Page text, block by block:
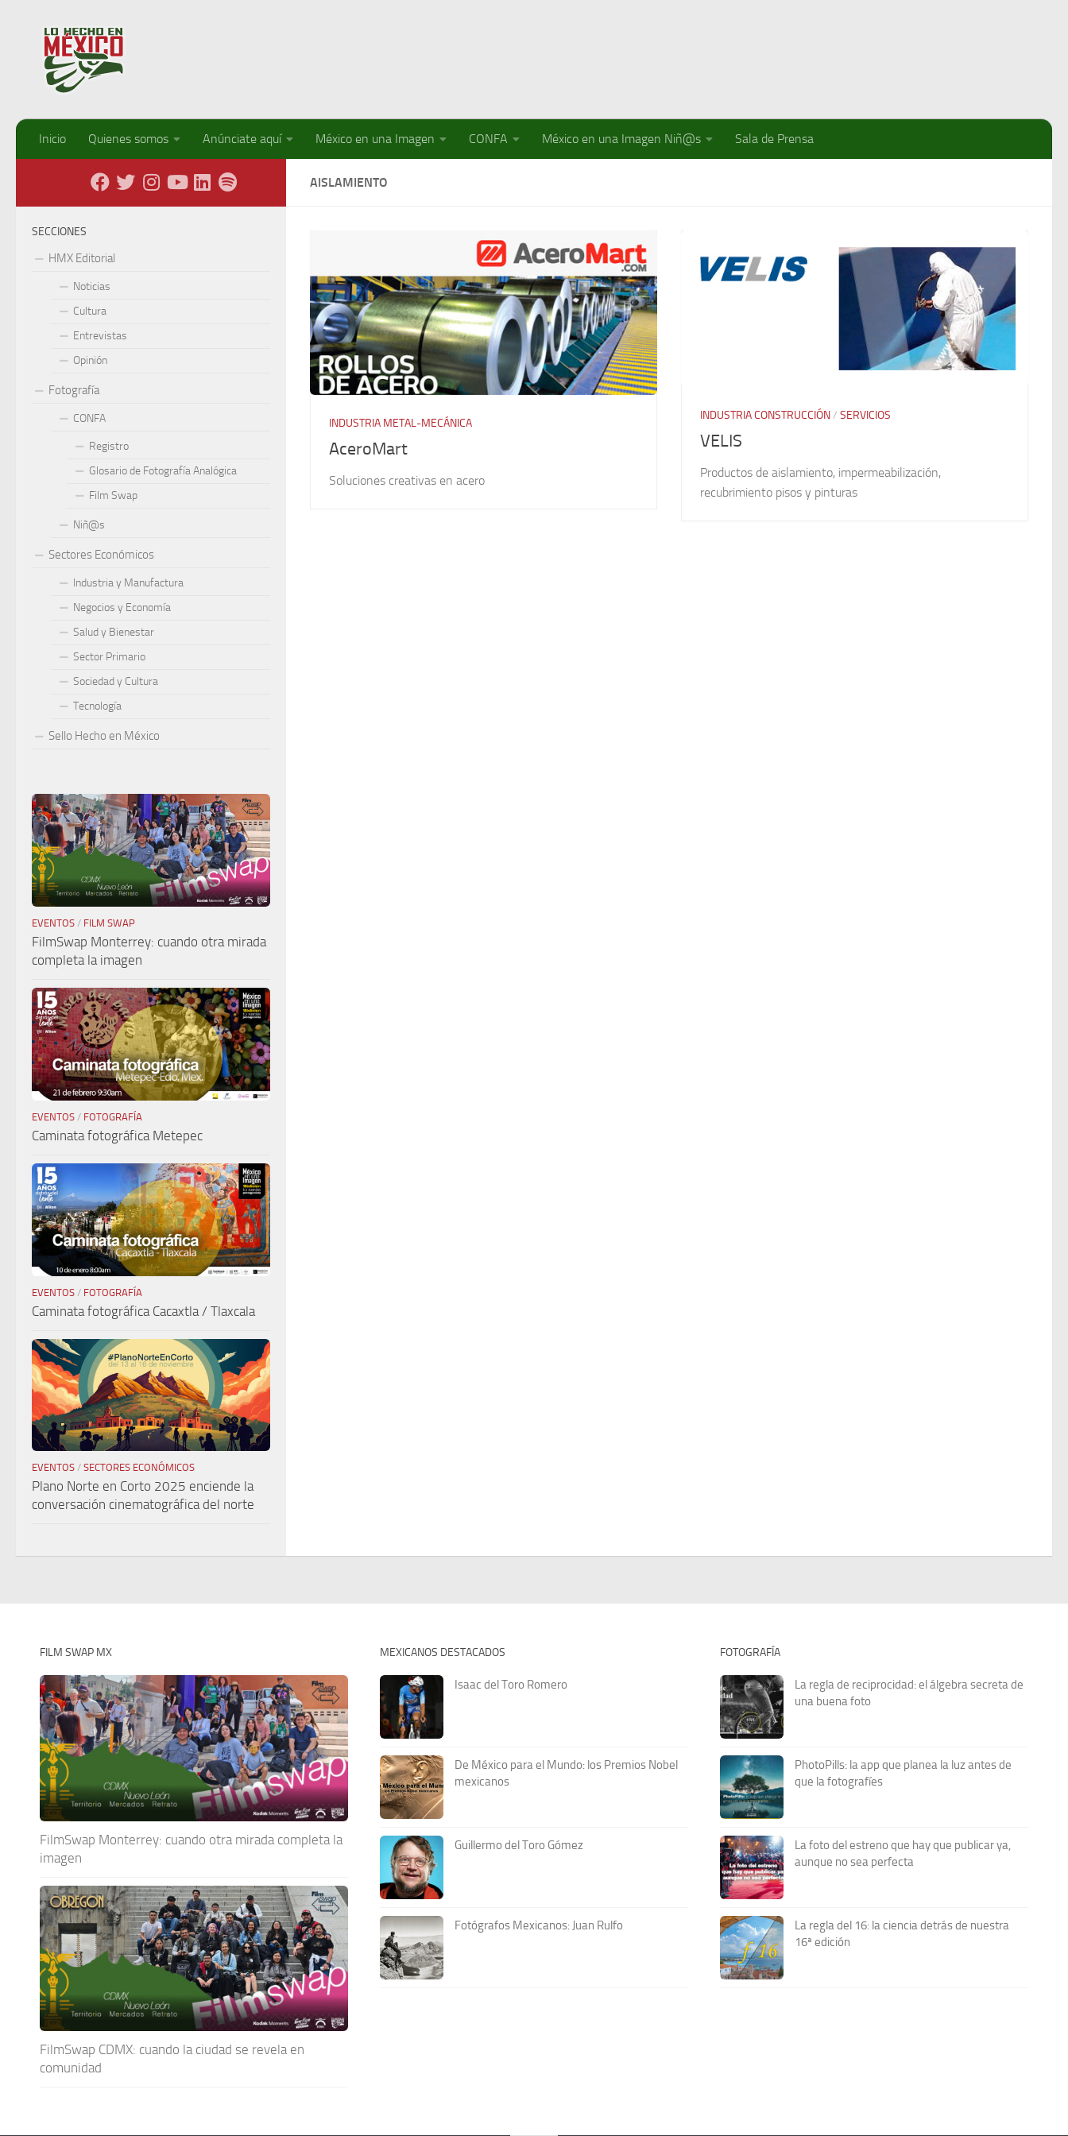
Inicio Quienes somos Anúnciate aquí México en una Imagen CONFA México en una Imagen Niñ@s Sala de Prensa
AISLAMIENTO
INDUSTRIA METAL-MECÁNICA
AceroMart
Soluciones creativas en acero
INDUSTRIA CONSTRUCCIÓN/ SERVICIOS
VELIS
Productos de aislamiento, impermeabilización,
recubrimiento pisos y pinturas
SECCIONES
HMX Editorial
Noticias
Cultura
Entrevistas
Opinión
Fotografía
CONFA
Registro
Glosario de Fotografía Analógica
Film Swap
Niñ@s
Sectores Económicos
Industria y Manufactura
Negocios y Economía
Salud y Bienestar
Sector Primario
Sociedad y Cultura
Tecnología
Sello Hecho en México
EVENTOS / FILM SWAP
FilmSwap Monterrey: cuando otra mirada
completa la imagen
EVENTOS / FOTOGRAFÍA
Caminata fotográfica Metepec
EVENTOS / FOTOGRAFÍA
Caminata fotográfica Cacaxtla / Tlaxcala
EVENTOS / SECTORES ECONÓMICOS
Plano Norte en Corto 2025 enciende la
conversación cinematográfica del norte
FILM SWAP MX
FilmSwap Monterrey: cuando otra mirada completa la
imagen
FilmSwap CDMX: cuando la ciudad se revela en
comunidad
MEXICANOS DESTACADOS
Isaac del Toro Romero
De México para el Mundo: los Premios Nobel
mexicanos
Guillermo del Toro Gómez
Fotógrafos Mexicanos: Juan Rulfo
FOTOGRAFÍA
La regla de reciprocidad: el álgebra secreta de
una buena foto
PhotoPills: la app que planea la luz antes de
que la fotografíes
La foto del estreno que hay que publicar ya,
aunque no sea perfecta
La regla del 16: la ciencia detrás de nuestra
16ª edición